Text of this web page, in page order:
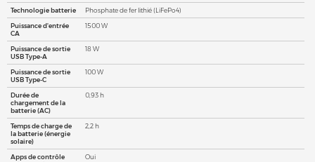
Technologie batterie
Phosphate de fer lithié (LiFePo4)
Puissance d'entrée
CA
1500 W
Puissance de sortie
USB Type-A
18 W
Puissance de sortie
USB Type-C
100 W
Durée de
chargement de la
batterie (AC)
0,93 h
Temps de charge de
la batterie (énergie
solaire)
2,2 h
Apps de contrôle
Oui